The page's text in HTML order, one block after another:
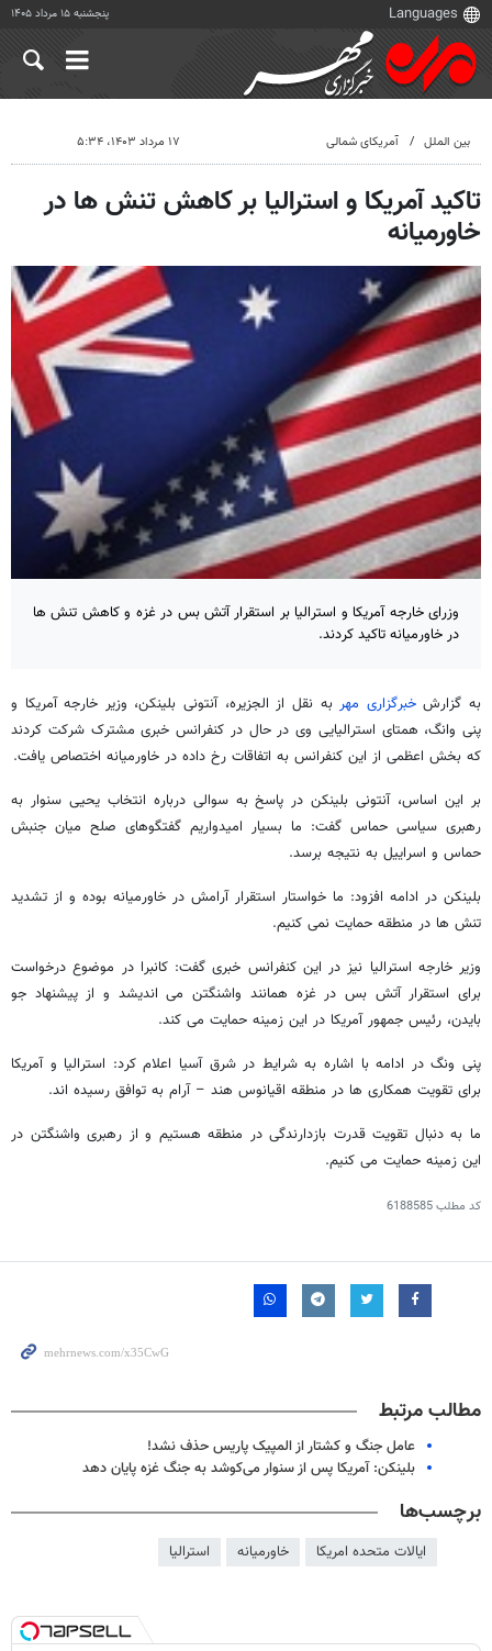
پنجشنبه ۱۵ مرداد ۱۴۰۵
بین الملل آمریکای شمالی ۱۷ مرداد ۱۴۰۳، ۵:۳۴
تاکید آمریکا و استرالیا بر کاهش تنش ها در
خاورمیانه
وزرای خارجه آمریکا و استرالیا بر استقرار آتش بس در غزه و کاهش تنش ها
در خاورمیانه تاکید کردند.
به گزارشخبرگزاری مهربه نقل از الجزیره، آنتونی بلینکن، وزیر خارجه آمریکا و
پنی وانگ، همتای استرالیایی وی در حال در کنفرانس خبری مشترک شرکت کردند
که بخش اعظمی از این کنفرانس به اتفاقات رخ داده در خاورمیانه اختصاص یافت.
بر این اساس، آنتونی بلینکن در پاسخ به سوالی درباره انتخاب یحیی سنوار به
رهبری سیاسی حماس گفت: ما بسیار امیدواریم گفتگوهای صلح میان جنبش
حماس و اسراییل به نتیجه برسد.
بلینکن در ادامه افزود: ما خواستار استقرار آرامش در خاورمیانه بوده و از تشدید
تنش ها در منطقه حمایت نمی کنیم.
وزیر خارجه استرالیا نیز در این کنفرانس خبری گفت: کانبرا در موضوع درخواست
برای استقرار آتش بس در غزه همانند واشنگتن می اندیشد و از پیشنهاد جو
بایدن، رئیس جمهور آمریکا در این زمینه حمایت می کند.
پنی ونگ در ادامه با اشاره به شرایط در شرق آسیا اعلام کرد: استرالیا و آمریکا
برای تقویت همکاری ها در منطقه اقیانوس هند – آرام به توافق رسیده اند.
ما به دنبال تقویت قدرت بازدارندگی در منطقه هستیم و از رهبری واشنگتن در
این زمینه حمایت می کنیم.
کد مطلب6188585
مطالب مرتبط
عامل جنگ و کشتار از المپیک پاریس حذف نشد!
بلینکن: آمریکا پس از سنوار می‌کوشد به جنگ غزه پایان دهد
برچسب‌ها
ایالات متحده امریکا خاورمیانه استرالیا